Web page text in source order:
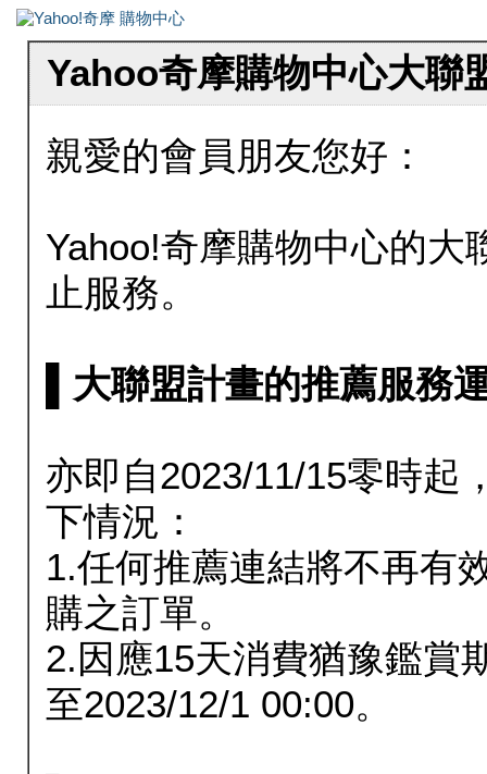
Yahoo奇摩購物中心大聯
親愛的會員朋友您好：
Yahoo!奇摩購物中心的大
止服務。
▌大聯盟計畫的推薦服務
亦即自2023/11/15零時起
下情況：
1.任何推薦連結將不再有
購之訂單。
2.因應15天消費猶豫鑑賞
至2023/12/1 00:00。